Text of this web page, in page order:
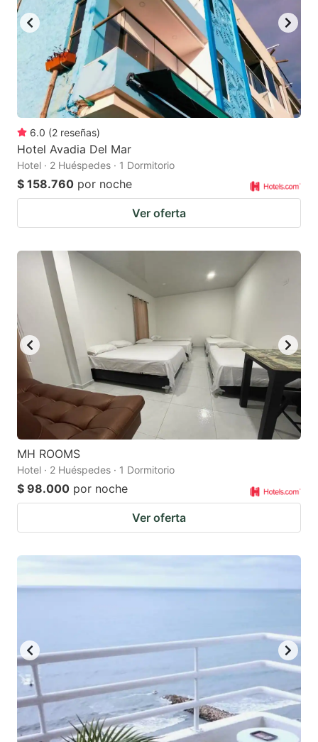
6.0 (2 reseñas)
Hotel Avadia Del Mar
Hotel · 2 Huéspedes · 1 Dormitorio
$ 158.760 por noche
Ver oferta
MH ROOMS
Hotel · 2 Huéspedes · 1 Dormitorio
$ 98.000 por noche
Ver oferta